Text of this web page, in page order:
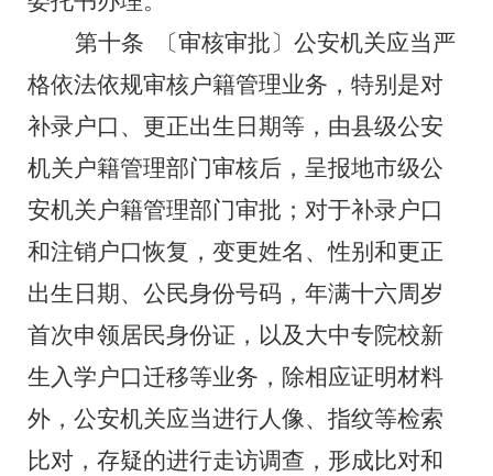
第十条
〔审核审批〕公安机关应当严
格依法依规审核户籍管理业务，特别是对
补录户口、更正出生日期等，由县级公安
机关户籍管理部门审核后，呈报地市级公
安机关户籍管理部门审批；对于补录户口
和注销户口恢复，变更姓名、性别和更正
出生日期、公民身份号码，年满十六周岁
首次申领居民身份证，以及大中专院校新
生入学户口迁移等业务，除相应证明材料
外，公安机关应当进行人像、指纹等检索
比对，存疑的进行走访调查，形成比对和